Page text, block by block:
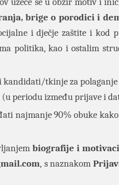
brige o porodici i
i dječje zaštite i kod
politika, kao i ostalim
tkinje za
periodu između prijave i
najmanje 90% obuke
biografije i
, s naznakom